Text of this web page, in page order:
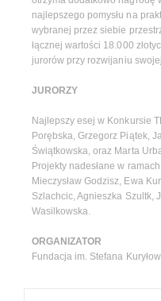
najlepszego pomysłu na
wybranej przez siebie
łącznej wartości 18.000
jurorów przy rozwijaniu
JURORZY
Najlepszy esej w Konkursie
Porębska, Grzegorz Piątek,
Świątkowska, oraz Marta
Projekty nadesłane w
Mieczysław Godzisz, Ewa
Szlachcic, Agnieszka Szultk,
Wasilkowska.
ORGANIZATOR
Fundacja im. Stefana